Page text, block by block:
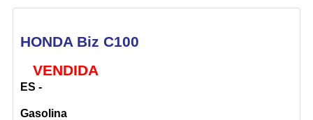
HONDA Biz C100
VENDIDA
ES -
Gasolina